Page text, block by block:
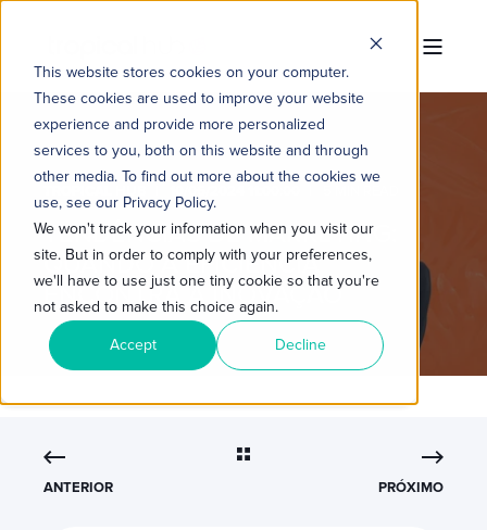
This website stores cookies on your computer.
These cookies are used to improve your website
experience and provide more personalized
services to you, both on this website and through
other media. To find out more about the cookies we
use, see our Privacy Policy.
We won't track your information when you visit our
site. But in order to comply with your preferences,
we'll have to use just one tiny cookie so that you're
not asked to make this choice again.
Accept Decline
TENDÊNCIAS DE MARKETING:
QUANDO A EFICIÊNCIA
ENCONTRA A INOVAÇÃO
ANTERIOR PRÓXIMO